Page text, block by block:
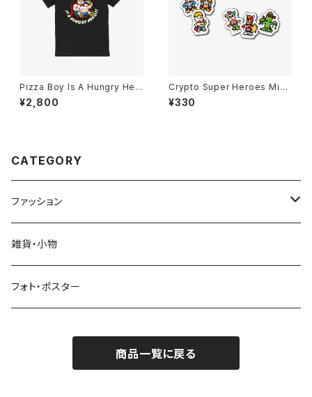
Pizza Boy Is A Hungry Her
o!! Comics Kids T-Shirts Bl
ack
¥2,800
Crypto Super Heroes Mini
Sticker
¥330
CATEGORY
ファッション
Tシャツ
スウェットシャツ
雑貨・小物
フォト・ポスター
商品一覧に戻る